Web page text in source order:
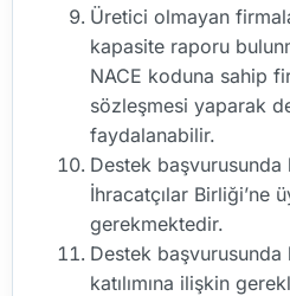
Üretici olmayan
kapasite raporu
NACE koduna sahip
sözleşmesi yaparak
faydalanabilir.
Destek başvurusunda
İhracatçılar Birliği’ne
gerekmektedir.
Destek
katılımına ilişkin